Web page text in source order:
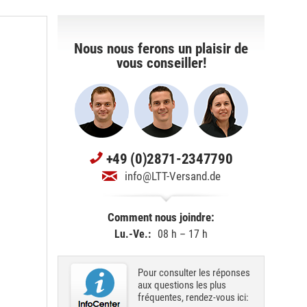
Nous nous ferons un plaisir de
vous conseiller!
+49 (0)2871-2347790
info@LTT-Versand.de
Comment nous joindre:
Lu.-Ve.: 08 h – 17 h
Pour consulter les réponses
aux questions les plus
fréquentes, rendez-vous ici: